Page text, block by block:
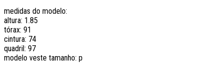
medidas do modelo:
altura: 1.85
tórax: 91
cintura: 74
quadril: 97
modelo veste tamanho: p